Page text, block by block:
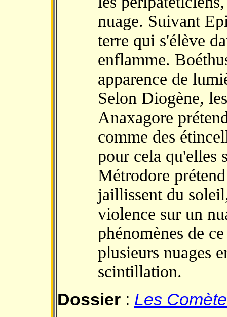
nuage. Suivant
terre qui s'élève
enflamme.
apparence de
Selon Diogène,
Anaxagore
comme des
pour cela qu'elles
Métrodore
jaillissent du
violence sur un
phénomènes de
plusieurs nuages
scintillation.
Dossier : Les